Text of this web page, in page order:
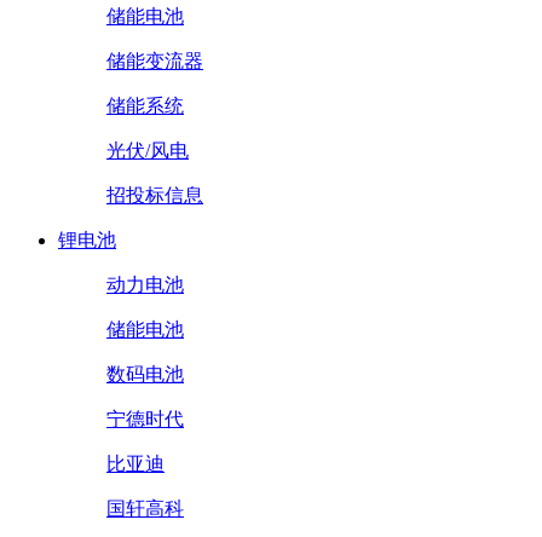
储能电池
储能变流器
储能系统
光伏/风电
招投标信息
锂电池
动力电池
储能电池
数码电池
宁德时代
比亚迪
国轩高科